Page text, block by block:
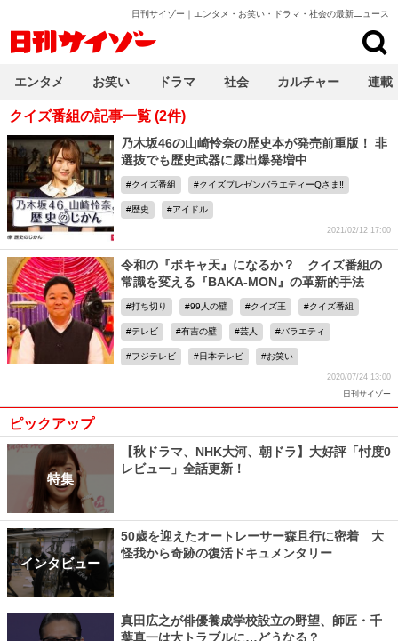
日刊サイゾー｜エンタメ・お笑い・ドラマ・社会の最新ニュース
クイズ番組の記事一覧 (2件)
乃木坂46の山崎怜奈の歴史本が発売前重版！ 非
選抜でも歴史武器に露出爆発増中
クイズ番組 クイズプレゼンバラエティーQさま‼
歴史 アイドル
2021/02/12 17:00
令和の『ボキャ天』になるか？ クイズ番組の
常識を変える『BAKA-MON』の革新的手法
打ち切り 99人の壁 クイズ王 クイズ番組
テレビ 有吉の壁 芸人 バラエティ
フジテレビ 日本テレビ お笑い
2020/07/24 13:00
日刊サイゾー
ピックアップ
特集
【秋ドラマ、NHK大河、朝ドラ】大好評「忖度0
レビュー」全話更新！
インタビュー
50歳を迎えたオートレーサー森且行に密着 大
怪我から奇跡の復活ドキュメンタリー
真田広之が俳優養成学校設立の野望、師匠・千
葉真一は大トラブルに…どうなる？
エンタメ お笑い ドラマ 社会 カルチャー 連載